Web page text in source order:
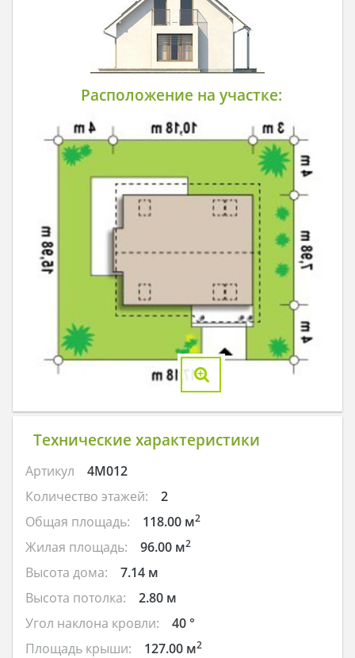
Расположение на участке:
Технические характеристики
Артикул
4M012
Количество этажей:
2
Общая площадь:
118.00 м2
Жилая площадь: 96.00 м2
Высота дома:
7.14 м
Высота потолка:
2.80 м
Угол наклона кровли:
40 °
Площадь крыши:
127.00 м2